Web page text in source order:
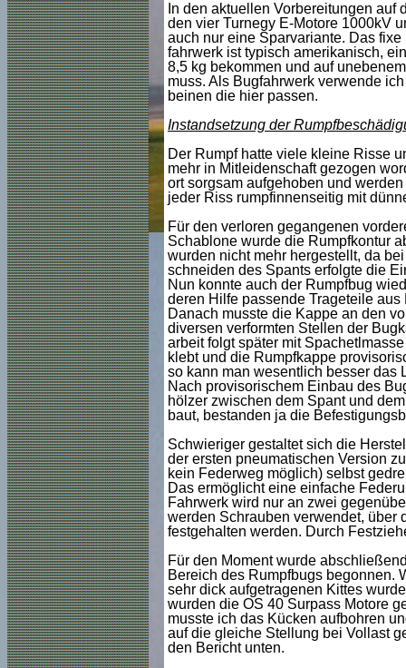
In den aktuellen Vorbereitungen
den vier Turnegy E-Motore 1000kV
auch nur eine Sparvariante. Das
fahrwerk ist typisch amerikanisch,
8,5 kg bekommen und auf
muss. Als Bugfahrwerk verwende
beinen die hier passen.
Instandsetzung der
Der Rumpf hatte viele kleine Risse
mehr in Mitleidenschaft gezogen
ort sorgsam aufgehoben und
jeder Riss rumpfinnenseitig mit
Für den verloren gegangenen
Schablone wurde die Rumpfkontur
wurden nicht mehr hergestellt, da
schneiden des Spants erfolgte die
Nun konnte auch der Rumpfbug
deren Hilfe passende Trageteile
Danach musste die Kappe an den
diversen verformten Stellen der
arbeit folgt später mit
klebt und die Rumpfkappe
so kann man wesentlich besser das
Nach provisorischem Einbau des
hölzer zwischen dem Spant und
baut, bestanden ja die
Schwieriger gestaltet sich die
der ersten pneumatischen Version
kein Federweg möglich) selbst
Das ermöglicht eine einfache
Fahrwerk wird nur an zwei
werden Schrauben verwendet, über
festgehalten werden. Durch
Für den Moment wurde
Bereich des Rumpfbugs begonnen.
sehr dick aufgetragenen Kittes
wurden die OS 40 Surpass Motore
musste ich das Kücken aufbohren
auf die gleiche Stellung bei Vollast
den Bericht unten.